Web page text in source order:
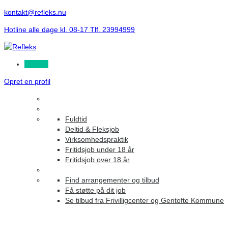
kontakt@refleks.nu
Hotline alle dage kl. 08-17 Tlf. 23994999
Opret en profil
Fuldtid
Deltid & Fleksjob
Virksomhedspraktik
Fritidsjob under 18 år
Fritidsjob over 18 år
Find arrangementer og tilbud
Få støtte på dit job
Se tilbud fra Frivilligcenter og Gentofte Kommune